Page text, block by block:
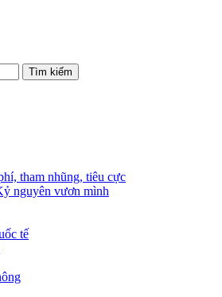
Tìm kiếm
tham nhũng, tiêu cực
nguyên vươn mình
tế